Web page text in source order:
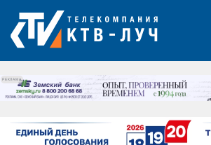
РЕКЛАМА